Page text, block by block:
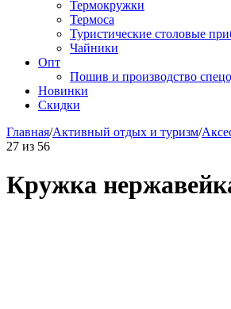
Термокружки
Термоса
Туристические столовые
Чайники
Опт
Пошив и производство
Новинки
Скидки
Главная/Активный отдых и туризм/
27 из 56
Кружка